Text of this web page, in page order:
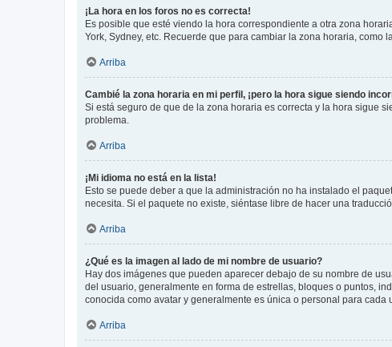
¡La hora en los foros no es correcta!
Es posible que esté viendo la hora correspondiente a otra zona
York, Sydney, etc. Recuerde que para cambiar la zona horaria, como
Arriba
Cambié la zona horaria en mi perfil, ¡pero la hora sigue siendo
Si está seguro de que de la zona horaria es correcta y la hora sigue
problema.
Arriba
¡Mi idioma no está en la lista!
Esto se puede deber a que la administración no ha instalado el
necesita. Si el paquete no existe, siéntase libre de hacer una
Arriba
¿Qué es la imagen al lado de mi nombre de usuario?
Hay dos imágenes que pueden aparecer debajo de su nombre de
del usuario, generalmente en forma de estrellas, bloques o puntos,
conocida como avatar y generalmente es única o personal para cada
Arriba